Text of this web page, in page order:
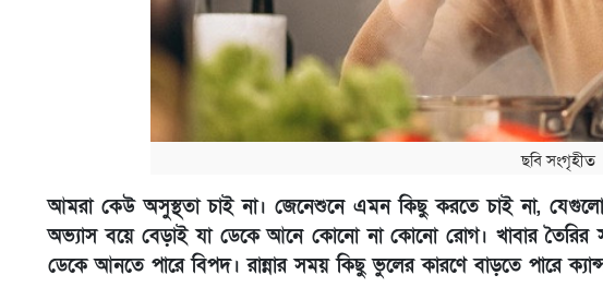
ছবি সংগৃহীত
আমরা কেউ অসুস্থতা চাই না। জেনেশুনে এমন কিছু করতে চাই না,
অভ্যাস বয়ে বেড়াই যা ডেকে আনে কোনো না কোনো রোগ। খাবার
ডেকে আনতে পারে বিপদ। রান্নার সময় কিছু ভুলের কারণে বাড়তে পারে